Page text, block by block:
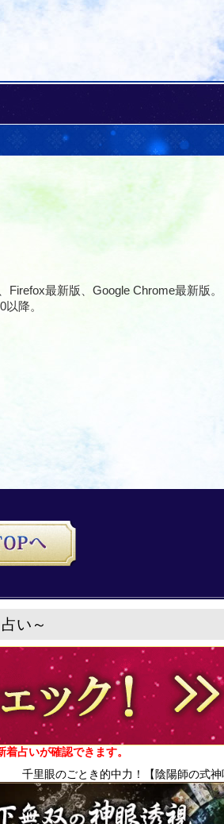
最新版、Google Chrome最新版。
降。